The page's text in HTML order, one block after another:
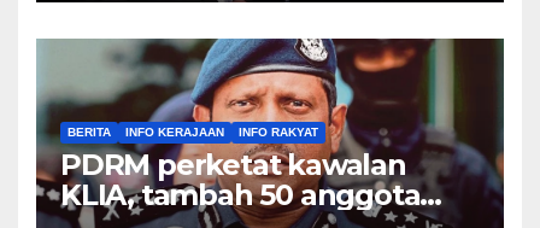
BERITA INFO KERAJAAN INFO RAKYAT
PDRM perketat kawalan
KLIA, tambah 50 anggota